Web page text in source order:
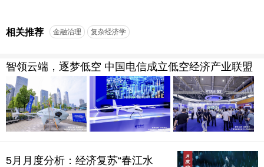
相关推荐 金融治理 复杂经济学
智领云端，逐梦低空 中国电信成立低空经济产业联盟
5月月度分析：经济复苏“春江水